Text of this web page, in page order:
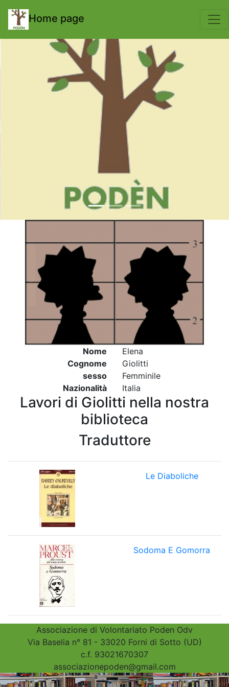
Home page
Nome
Elena
Cognome
Giolitti
sesso
Femminile
Nazionalità
Italia
Lavori di Giolitti nella nostra
biblioteca
Traduttore
Le Diaboliche
Sodoma E Gomorra
Associazione di Volontariato Poden Odv
Via Baselia n° 81 - 33020 Forni di Sotto (UD)
c.f. 93021670307
associazionepoden@gmail.com